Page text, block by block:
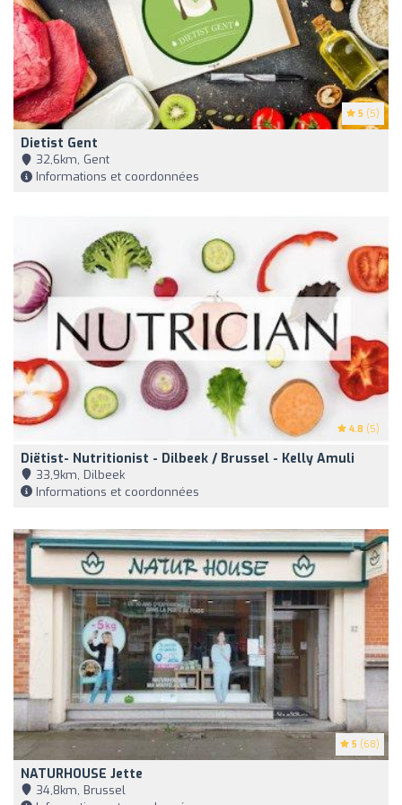
5 (5)
Dietist Gent
32,6km, Gent
Informations et coordonnées
4.8 (5)
Diëtist- Nutritionist - Dilbeek / Brussel - Kelly Amuli
33,9km, Dilbeek
Informations et coordonnées
5 (68)
NATURHOUSE Jette
34,8km, Brussel